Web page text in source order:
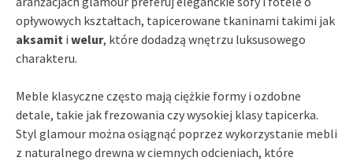
opływowych kształtach, tapicerowane tkaninami takimi jak
aksamit i welur, które dodadzą wnętrzu luksusowego
charakteru.
Meble klasyczne często mają ciężkie formy i ozdobne
detale, takie jak frezowania czy wysokiej klasy tapicerka.
Styl glamour można osiągnąć poprzez wykorzystanie mebli
z naturalnego drewna w ciemnych odcieniach, które